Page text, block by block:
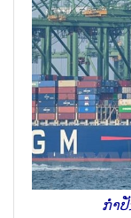
ກ່ຳປັ່